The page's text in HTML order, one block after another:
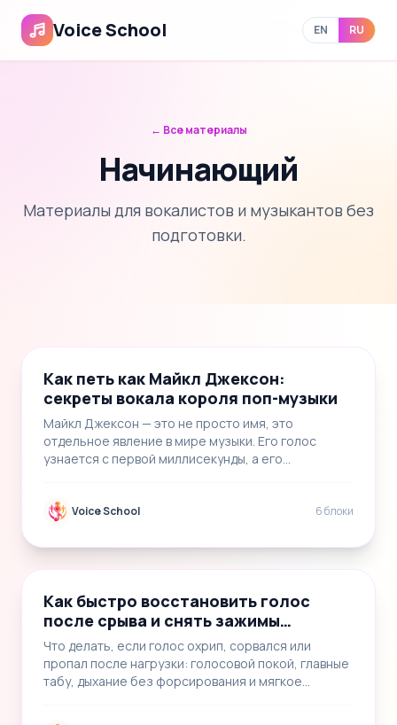
Voice School EN RU
← Все материалы
Начинающий
Материалы для вокалистов и музыкантов без
подготовки.
Как петь как Майкл Джексон:
секреты вокала короля поп-музыки
Майкл Джексон — это не просто имя, это
отдельное явление в мире музыки. Его голос
узнается с первой миллисекунды, а его
Voice School 6 блоки
📝6
Как быстро восстановить голос
после срыва и снять зажимы
безопасно
Что делать, если голос охрип, сорвался или
пропал после нагрузки: голосовой покой, главные
табу, дыхание без форсирования и мягкое